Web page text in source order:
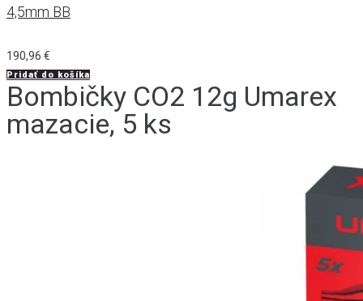
4,5mm BB
190,96 €
Pridať do košíka
Bombičky CO2 12g Umarex
mazacie, 5 ks